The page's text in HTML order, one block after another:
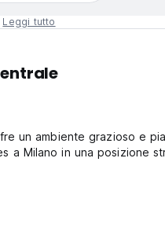
Leggi tutto
un ambiente grazioso e
a Milano in una posizione